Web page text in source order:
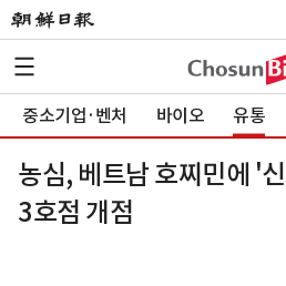
중소기업·벤처 바이오 유통
농심, 베트남 호찌민에 '
3호점 개점